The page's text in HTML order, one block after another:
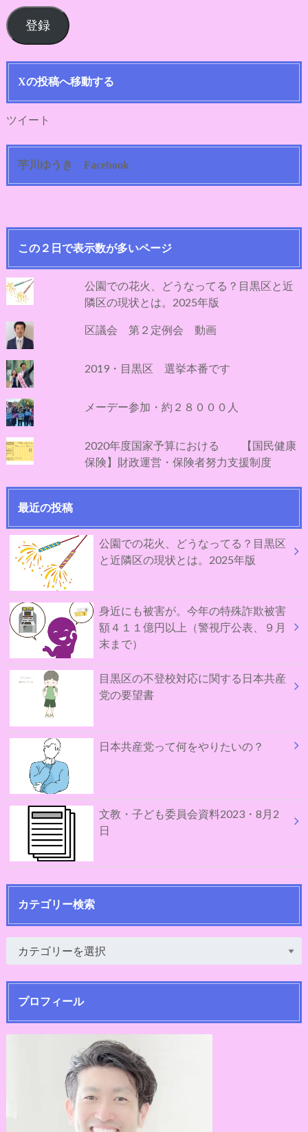
ル
ア
ド
登録
Xの投稿へ移動する
ツイート
芋川ゆうき Facebook
この２日で表示数が多いページ
公園での花火、どうなってる？目黒区と近
隣区の現状とは。2025年版
区議会 第２定例会 動画
2019・目黒区 選挙本番です
メーデー参加・約２８０００人
2020年度国家予算における 【国民健康
保険】財政運営・保険者努力支援制度
最近の投稿
公園での花火、どうなってる？目黒区
と近隣区の現状とは。2025年版
身近にも被害が。今年の特殊詐欺被害
額４１１億円以上（警視庁公表、９月
末まで）
目黒区の不登校対応に関する日本共産
党の要望書
日本共産党って何をやりたいの？
文教・子ども委員会資料2023・8月2
日
カテゴリー検索
プロフィール